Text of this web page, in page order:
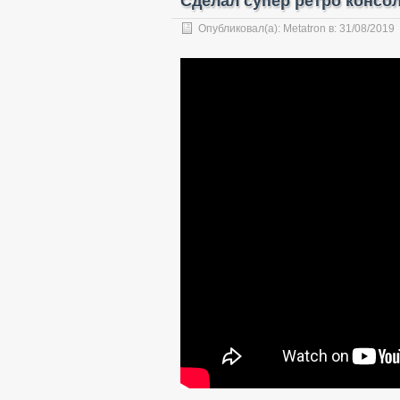
Опубликовал(а): Metatron в: 31/08/2019